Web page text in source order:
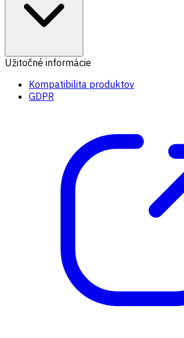
Užitočné informácie
Kompatibilita produktov
GDPR